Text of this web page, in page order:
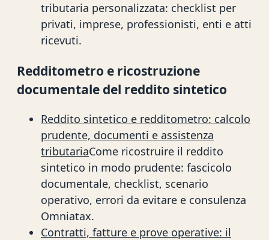
tributaria personalizzata: checklist per
privati, imprese, professionisti, enti e atti
ricevuti.
Redditometro e ricostruzione
documentale del reddito sintetico
Reddito sintetico e redditometro: calcolo
prudente, documenti e assistenza
tributariaCome ricostruire il reddito
sintetico in modo prudente: fascicolo
documentale, checklist, scenario
operativo, errori da evitare e consulenza
Omniatax.
Contratti, fatture e prove operative: il